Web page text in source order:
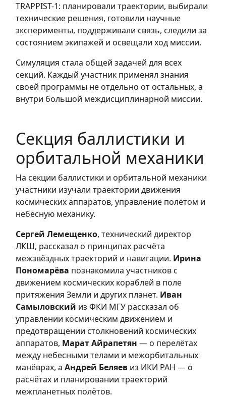
TRAPPIST-1: планировали траектории, выбирали
технические решения, готовили научные
эксперименты, поддерживали связь, следили за
состоянием экипажей и освещали ход миссии.
Симуляция стала общей задачей для всех
секций. Каждый участник применял знания
своей программы не отдельно от остальных, а
внутри большой междисциплинарной миссии.
Секция баллистики и
орбитальной механики
На секции баллистики и орбитальной механики
участники изучали траектории движения
космических аппаратов, управление полётом и
небесную механику.
Сергей Лемещенко, технический директор
ЛКШ, рассказал о принципах расчёта
межзвёздных траекторий и навигации. Ирина
Пономарёва познакомила участников с
движением космических кораблей в поле
притяжения Земли и других планет. Иван
Самыловский из ФКИ МГУ рассказал об
управлении космическим движением и
предотвращении столкновений космических
аппаратов, Марат Айрапетян — о перелётах
между небесными телами и межорбитальных
манёврах, а Андрей Беляев из ИКИ РАН — о
расчётах и планировании траекторий
межпланетных полётов.